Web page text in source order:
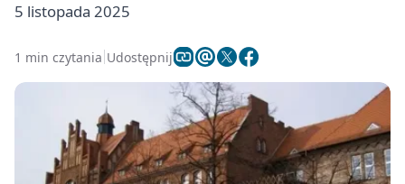
5 listopada 2025
1 min czytania Udostępnij